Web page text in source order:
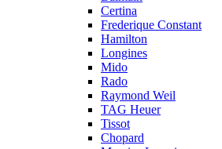
Certina
Frederique Constant
Hamilton
Longines
Mido
Rado
Raymond Weil
TAG Heuer
Tissot
Chopard